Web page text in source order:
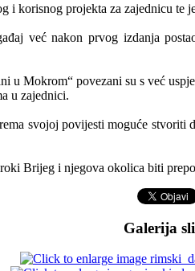
korisnog projekta za zajednicu te
već nakon prvog izdanja
u Mokrom“ povezani su s već
u zajednici.
svojoj povijesti moguće
Brijeg i njegova okolica biti
Galerija